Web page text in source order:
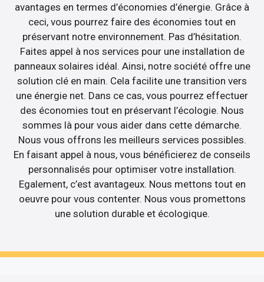
avantages en termes d’économies d’énergie. Grâce à
ceci, vous pourrez faire des économies tout en
préservant notre environnement. Pas d’hésitation.
Faites appel à nos services pour une installation de
panneaux solaires idéal. Ainsi, notre société offre une
solution clé en main. Cela facilite une transition vers
une énergie net. Dans ce cas, vous pourrez effectuer
des économies tout en préservant l’écologie. Nous
sommes là pour vous aider dans cette démarche.
Nous vous offrons les meilleurs services possibles.
En faisant appel à nous, vous bénéficierez de conseils
personnalisés pour optimiser votre installation.
Egalement, c’est avantageux. Nous mettons tout en
oeuvre pour vous contenter. Nous vous promettons
une solution durable et écologique.